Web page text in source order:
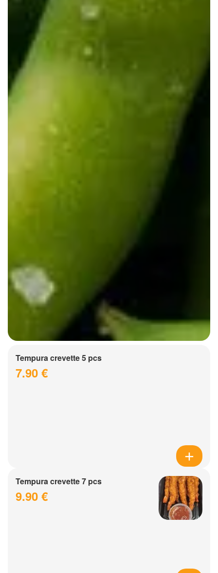
Tempura crevette 5 pcs
7.90 €
Tempura crevette 7 pcs
9.90 €